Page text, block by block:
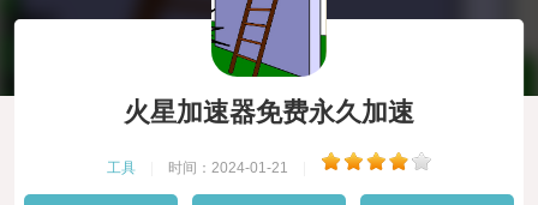
火星加速器免费永久加速
工具 时间：2024-01-21